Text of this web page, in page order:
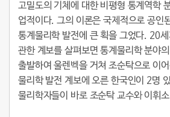
고밀도의 기체에 대한 비평형 통계역학
업적이다. 그의 이론은 국제적으로 공인
통계물리학 발전에 큰 획을 그었다. 20세
관한 계보를 살펴보면 통계물리학 분야
출발하여 울렌벡을 거쳐 조순탁으로 이
물리학 발전 계보에 오른 한국인이 2명
물리학자들이 바로 조순탁 교수와 이휘